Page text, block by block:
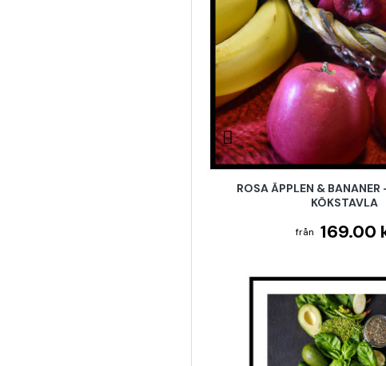
ROSA ÄPPLEN & BANANER
KÖKSTAVLA
169.00